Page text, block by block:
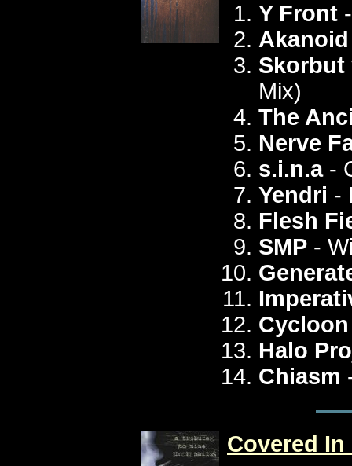
Y Front
Akanoid
Skorbut
Mix)
The
Nerve
s.i.n.a-
Yendri -
Flesh
SMP -
Cycloon
Halo
Chiasm
Covered